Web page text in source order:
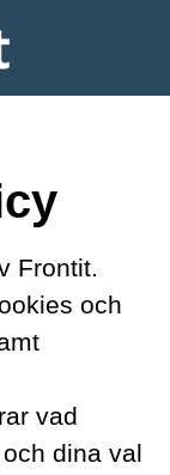
Frontit.
och
vad
dina val